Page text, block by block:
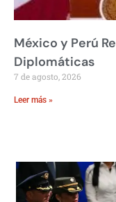
México y Perú
Diplomáticas
7 de agosto, 2026
Leer más »